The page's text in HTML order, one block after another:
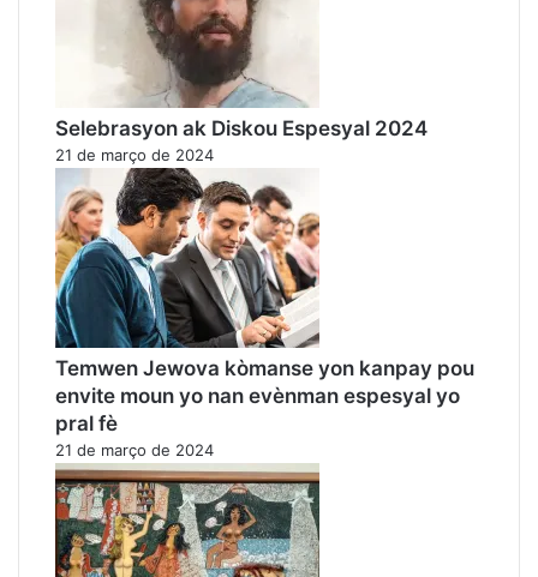
Selebrasyon ak Diskou Espesyal 2024
21 de março de 2024
Temwen Jewova kòmanse yon kanpay pou
envite moun yo nan evènman espesyal yo
pral fè
21 de março de 2024